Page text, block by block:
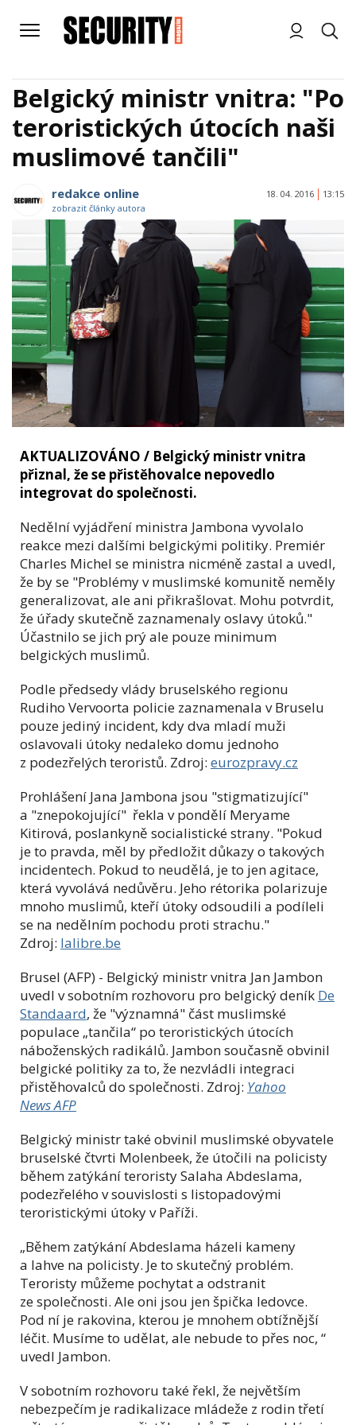
Belgický ministr vnitra: "Po
teroristických útocích naši
muslimové tančili"
redakce online
zobrazit články autora
18. 04. 2016 13:15
AKTUALIZOVÁNO / Belgický ministr vnitra
přiznal, že se přistěhovalce nepovedlo
integrovat do společnosti.
Nedělní vyjádření ministra Jambona vyvolalo
reakce mezi dalšími belgickými politiky. Premiér
Charles Michel se ministra nicméně zastal a uvedl,
že byse "Problémy v muslimské komunitě neměly
generalizovat, ale ani přikrašlovat. Mohu potvrdit,
že úřady skutečně zaznamenaly oslavy útoků."
Účastnilo se jich prý ale pouze minimum
belgických muslimů.
Podle předsedy vlády bruselského regionu
Rudiho Vervoorta policie zaznamenala v Bruselu
pouze jediný incident, kdy dva mladí muži
oslavovali útoky nedaleko domu jednoho
z podezřelých teroristů. Zdroj: eurozpravy.cz
Prohlášení Jana Jambona jsou "stigmatizující"
a "znepokojující" řekla v pondělí Meryame
Kitirová, poslankyně socialistické strany. "Pokud
je to pravda, měl by předložit důkazy o takových
incidentech. Pokud to neudělá, je to jen agitace,
která vyvolává nedůvěru. Jeho rétorika polarizuje
mnoho muslimů, kteří útoky odsoudili a podíleli
se na nedělním pochodu proti strachu."
Zdroj: lalibre.be
Brusel (AFP) - Belgický ministr vnitra Jan Jambon
uvedl v sobotním rozhovoru pro belgický deník De
Standaard, že "významná" část muslimské
populace „tančila“ po teroristických útocích
náboženských radikálů. Jambon současně obvinil
belgické politiky za to, že nezvládli integraci
přistěhovalců do společnosti. Zdroj: Yahoo
NewsAFP
Belgický ministr také obvinil muslimské obyvatele
bruselské čtvrti Molenbeek, že útočili na policisty
během zatýkání teroristy Salaha Abdeslama,
podezřelého v souvislosti s listopadovými
teroristickými útoky v Paříži.
„Během zatýkání Abdeslama házeli kameny
a lahve na policisty. Je to skutečný problém.
Teroristy můžeme pochytat a odstranit
ze společnosti. Ale oni jsou jen špička ledovce.
Pod ní je rakovina, kterou je mnohem obtížnější
léčit. Musíme to udělat, ale nebude to přes noc, “
uvedl Jambon.
V sobotním rozhovoru také řekl, že největším
nebezpečím je radikalizace mládeže z rodin třetí